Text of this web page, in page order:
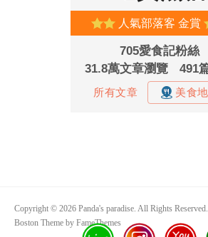
Copyright © 2026 Panda's paradise. All Rights Reserved.
Boston Theme by FameThemes